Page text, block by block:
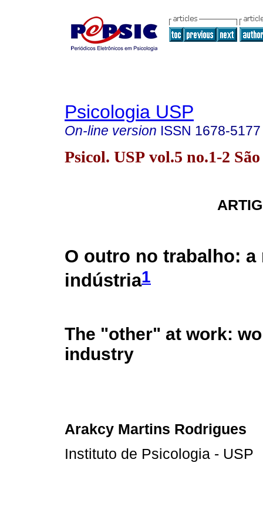
Psicologia USP
On-line version ISSN 1678-5177
Psicol. USP vol.5 no.1-2
O outro no trabalho: a
indústria1
The "other" at work:
industry
Arakcy Martins Rodrigues
Instituto de Psicologia - USP